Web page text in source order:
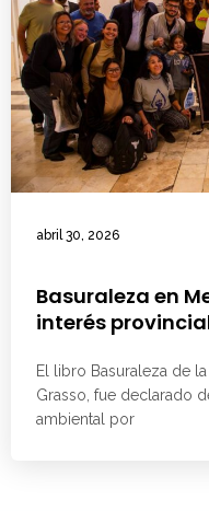
abril 30, 2026
Basuraleza en
interés
El libro Basuraleza de
Grasso, fue declarado
ambiental por